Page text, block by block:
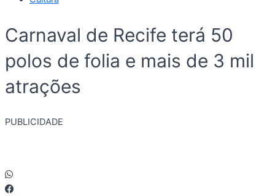
Carnaval de Recife terá 50
polos de folia e mais de 3 mil
atrações
PUBLICIDADE